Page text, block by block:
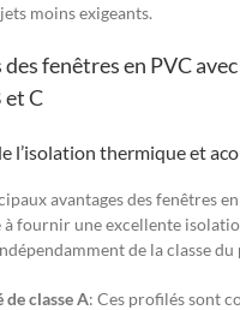
moins exigeants.
fenêtres en PVC
et C
l’isolation thermique et
avantages des fenêtres
à fournir une excellente
de la classe
de classe A: Ces profilés sont